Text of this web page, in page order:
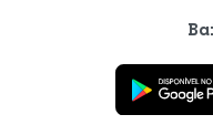
Baixe o